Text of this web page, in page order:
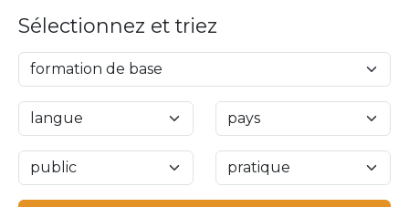
Sélectionnez et triez